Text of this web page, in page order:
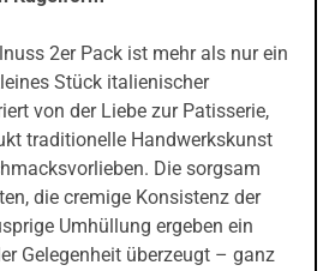
2er Pack ist mehr als nur ein
Stück italienischer
von der Liebe zur Patisserie,
traditionelle Handwerkskunst
Die sorgsam
die cremige Konsistenz der
Umhüllung ergeben ein
Gelegenheit überzeugt – ganz